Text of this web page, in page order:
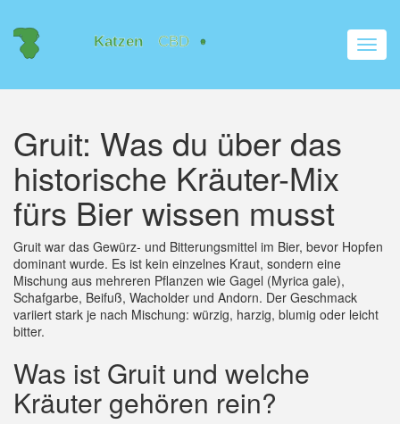
Gruit: Was du über das
historische Kräuter-Mix
fürs Bier wissen musst
Gruit war das Gewürz- und Bitterungsmittel im Bier, bevor Hopfen
dominant wurde. Es ist kein einzelnes Kraut, sondern eine
Mischung aus mehreren Pflanzen wie Gagel (Myrica gale),
Schafgarbe, Beifuß, Wacholder und Andorn. Der Geschmack
variiert stark je nach Mischung: würzig, harzig, blumig oder leicht
bitter.
Was ist Gruit und welche
Kräuter gehören rein?